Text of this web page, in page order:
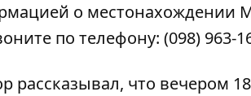
о местонахождении
по телефону: (098)
рассказывал, что вечером